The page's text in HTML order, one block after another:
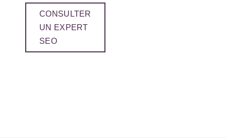
CONSULTER
UN EXPERT
SEO